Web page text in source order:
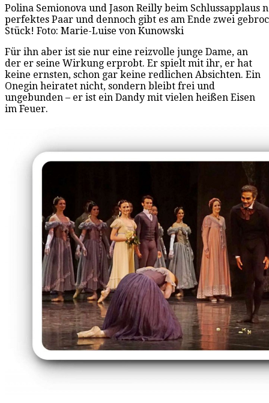
Polina Semionova und Jason Reilly beim Schlussapplaus
perfektes Paar und dennoch gibt es am Ende zwei
Stück! Foto: Marie-Luise von Kunowski
Für ihn aber ist sie nur eine reizvolle junge Dame, an
der er seine Wirkung erprobt. Er spielt mit ihr, er hat
keine ernsten, schon gar keine redlichen Absichten. Ein
Onegin heiratet nicht, sondern bleibt frei und
ungebunden – er ist ein Dandy mit vielen heißen Eisen
im Feuer.